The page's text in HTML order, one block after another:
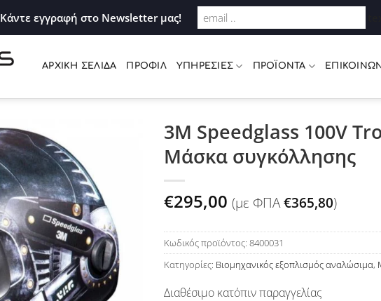
ΑΡΧΙΚΉ ΣΕΛΊΔΑ ΠΡΟΦΊΛ ΥΠΗΡΕΣΊΕΣ ΠΡΟΪΌΝΤΑ
Προσθήκη
στη Λίστα
Επιθυμιών
3Μ Speedglass 100V
Μάσκα συγκόλλησης
€295,00 (με ΦΠΑ€365,80)
Κωδικός προϊόντος:8400031
Κατηγορίες: Βιομηχανικός εξοπλισμός αναλώσιμα,
Διαθέσιμο κατόπιν παραγγελίας
Κάντε εγγραφή στο Newsletter μας!